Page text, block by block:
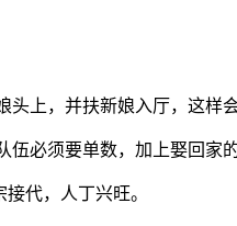
上，并扶新娘入厅，这样会
必须要单数，加上娶回家
代，人丁兴旺。